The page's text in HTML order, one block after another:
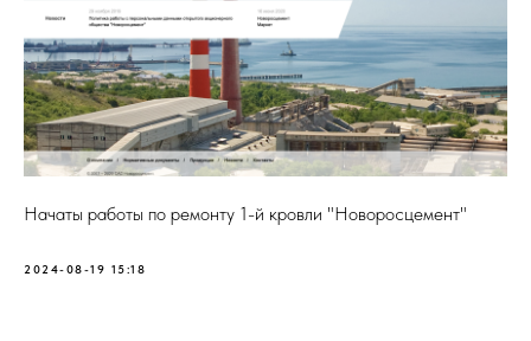
Начаты работы по ремонту 1-й кровли "Новоросцемент"
2024-08-19 15:18